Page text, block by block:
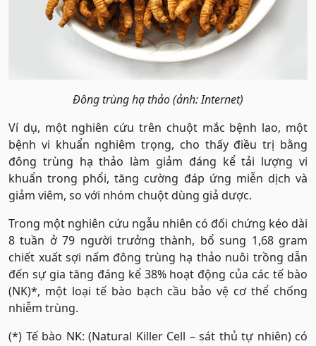
Đông trùng hạ thảo (ảnh: Internet)
Ví dụ, một nghiên cứu trên chuột mắc bệnh lao, một
bệnh vi khuẩn nghiêm trọng, cho thấy điều trị bằng
đông trùng hạ thảo làm giảm đáng kể tải lượng vi
khuẩn trong phổi, tăng cường đáp ứng miễn dịch và
giảm viêm, so với nhóm chuột dùng giả dược.
Trong một nghiên cứu ngẫu nhiên có đối chứng kéo dài
8 tuần ở 79 người trưởng thành, bổ sung 1,68 gram
chiết xuất sợi nấm đông trùng hạ thảo nuôi trồng dẫn
đến sự gia tăng đáng kể 38% hoạt động của các tế bào
(NK)*, một loại tế bào bạch cầu bảo vệ cơ thể chống
nhiễm trùng.
(*) Tế bào NK: (Natural Killer Cell – sát thủ tự nhiên) có